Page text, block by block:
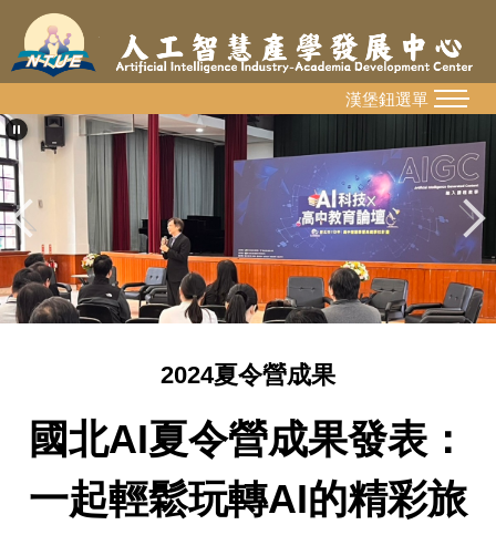
到
主
內
容
區
MENU
漢堡鈕選單
2024夏令營成果
國北AI夏令營成果發表：
一起輕鬆玩轉AI的精彩旅